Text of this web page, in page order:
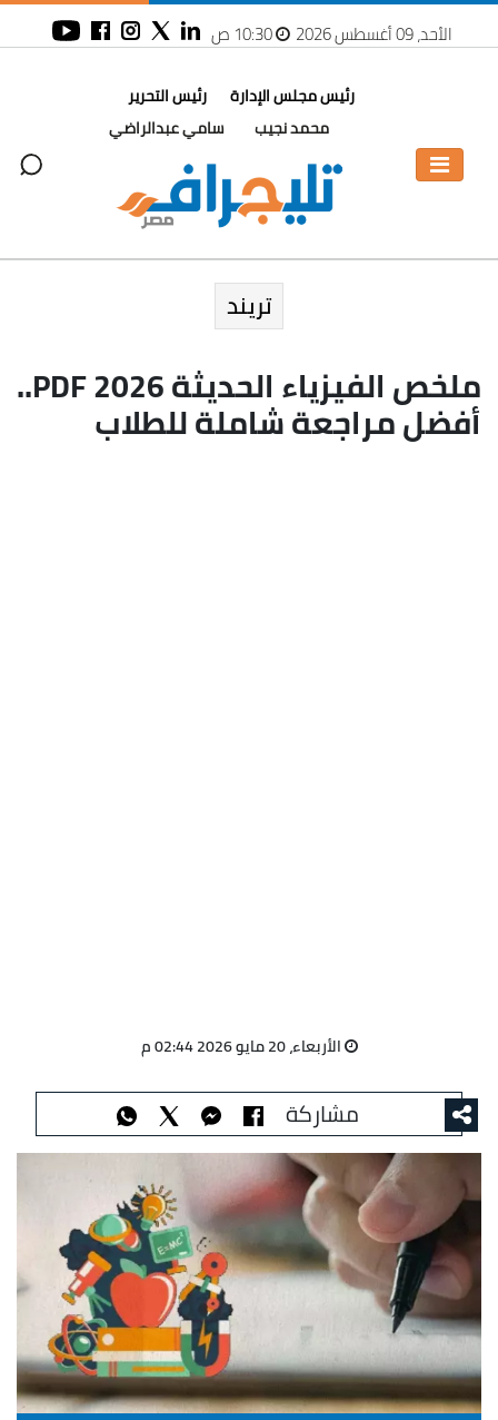
الأحد، 09 أغسطس 2026 10:30 ص
رئيس مجلس الإدارة
محمد نجيب
رئيس التحرير
سامي عبدالراضي
تريند
ملخص الفيزياء الحديثة PDF 2026..
أفضل مراجعة شاملة للطلاب
الأربعاء، 20 مايو 2026 02:44 م
مشاركة